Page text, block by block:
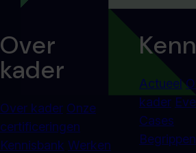
Over
kader
Over kader Onze
certificeringen
Kennisbank Werken
Actueel
kader
Cases